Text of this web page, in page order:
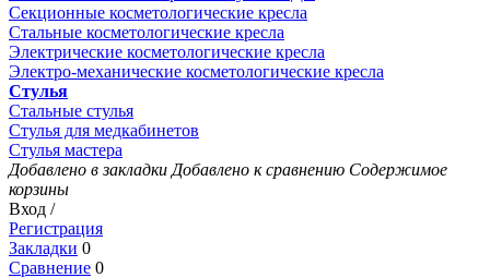
Секционные косметологические кресла
Стальные косметологические кресла
Электрические косметологические кресла
Электро-механические косметологические кресла
Стулья
Стальные стулья
Стулья для медкабинетов
Стулья мастера
Добавлено в закладки Добавлено к сравнению Содержимое
корзины
Вход /
Регистрация
Закладки 0
Сравнение 0